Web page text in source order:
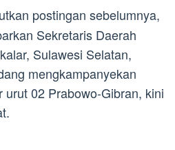
postingan sebelumnya,
Sekretaris Daerah
Sulawesi Selatan,
mengkampanyekan
urut 02 Prabowo-Gibran, kini